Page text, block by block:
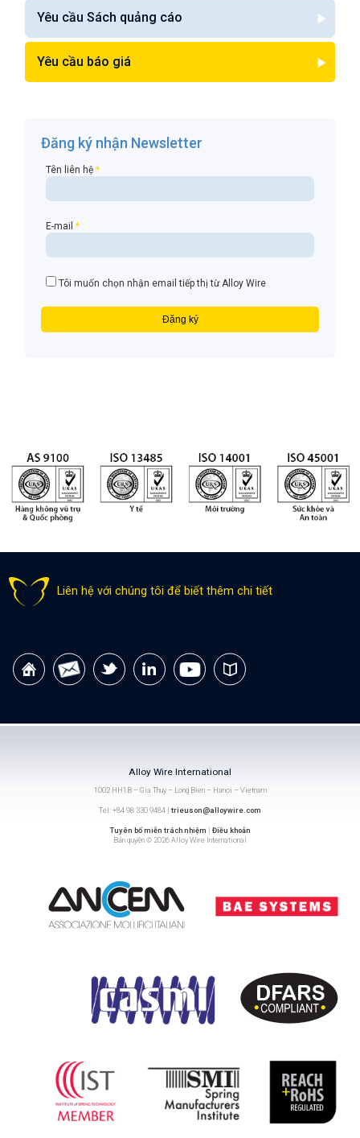
Yêu cầu Sách quảng cáo
Yêu cầu báo giá
Đăng ký nhận Newsletter
Tên liên hệ*
E-mail*
Tôi muốn chọn nhận email tiếp thị từ Alloy Wire
Liên hệ với chúng tôi để biết thêm chi tiết
Alloy Wire International
1002 HH1B – Gia Thuy – Long Bien – Hanoi – Vietnam
Tel: +84 98 330 9484 | trieuson@alloywire.com
Tuyên bố miễn trách nhiệm | Điều khoản
Bản quyền © 2026 Alloy Wire International